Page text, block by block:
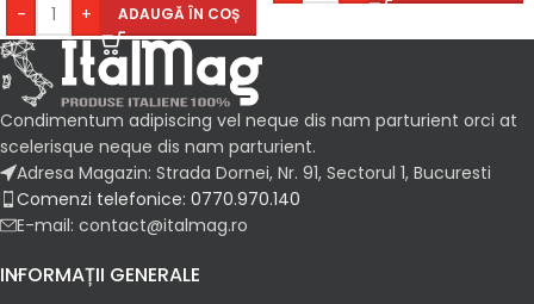
-
+ ADAUGĂ ÎN COȘ
Condimentum adipiscing vel neque dis nam parturient orci at
scelerisque neque dis nam parturient.
Adresa Magazin: Strada Dornei, Nr. 91, Sectorul 1, Bucuresti
Comenzi telefonice: 0770.970.140
E-mail: contact@italmag.ro
INFORMAȚII GENERALE